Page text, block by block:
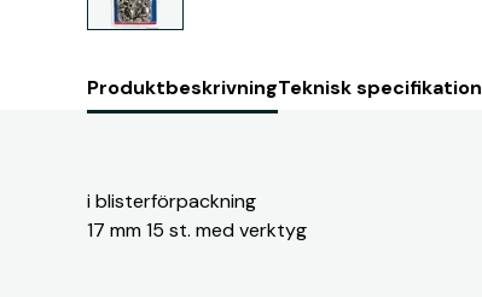
ProduktbeskrivningTeknisk specifikation
i blisterförpackning
17 mm 15 st. med verktyg